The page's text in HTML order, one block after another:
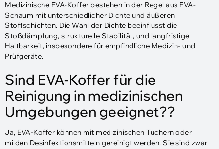
Medizinische EVA-Koffer bestehen in der Regel aus EVA-
Schaum mit unterschiedlicher Dichte und äußeren
Stoffschichten. Die Wahl der Dichte beeinflusst die
Stoßdämpfung, strukturelle Stabilität, und langfristige
Haltbarkeit, insbesondere für empfindliche Medizin- und
Prüfgeräte.
Sind EVA-Koffer für die
Reinigung in medizinischen
Umgebungen geeignet??
Ja, EVA-Koffer können mit medizinischen Tüchern oder
milden Desinfektionsmitteln gereinigt werden. Sie sind zwar